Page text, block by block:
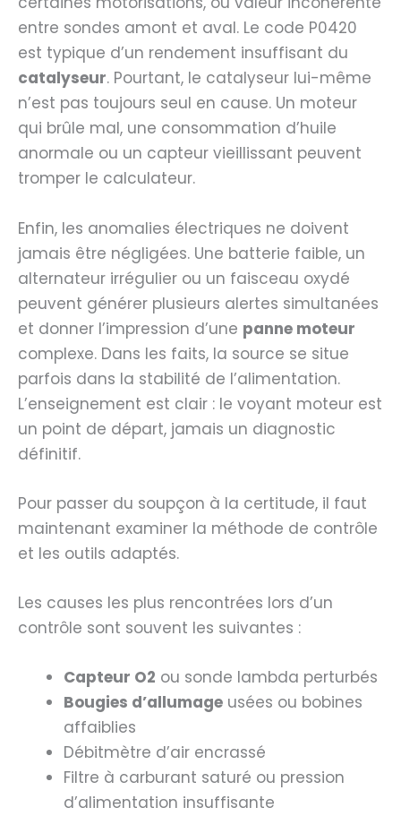
entre sondes amont et aval. Le code P0420
est typique d’un rendement insuffisant du
catalyseur. Pourtant, le catalyseur lui-même
n’est pas toujours seul en cause. Un moteur
qui brûle mal, une consommation d’huile
anormale ou un capteur vieillissant peuvent
tromper le calculateur.
Enfin, les anomalies électriques ne doivent
jamais être négligées. Une batterie faible, un
alternateur irrégulier ou un faisceau oxydé
peuvent générer plusieurs alertes simultanées
et donner l’impression d’une panne moteur
complexe. Dans les faits, la source se situe
parfois dans la stabilité de l’alimentation.
L’enseignement est clair : le voyant moteur est
un point de départ, jamais un diagnostic
définitif.
Pour passer du soupçon à la certitude, il faut
maintenant examiner la méthode de contrôle
et les outils adaptés.
Les causes les plus rencontrées lors d’un
contrôle sont souvent les suivantes :
Capteur O2 ou sonde lambda perturbés
Bougies d’allumage usées ou bobines
affaiblies
Débitmètre d’air encrassé
Filtre à carburant saturé ou pression
d’alimentation insuffisante